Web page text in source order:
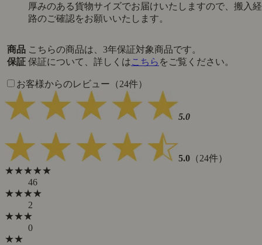
厚みのある貨物サイズでお届けいたしますので、搬入経
路のご確認をお願いいたします。
商品
保証
こちらの商品は、3年保証対象商品です。
保証について、詳しくはこちら をご覧ください。
お客様からのレビュー（24件）
5.0
5.0 （24件）
★★★★★
46
★★★★
2
★★★
0
★★